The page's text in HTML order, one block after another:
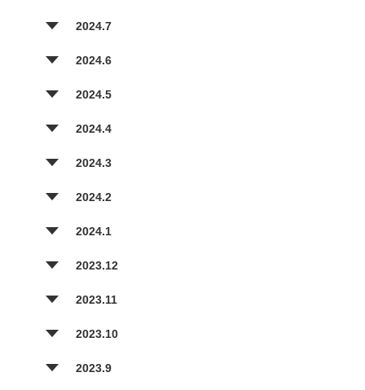
2024.7
2024.6
2024.5
2024.4
2024.3
2024.2
2024.1
2023.12
2023.11
2023.10
2023.9